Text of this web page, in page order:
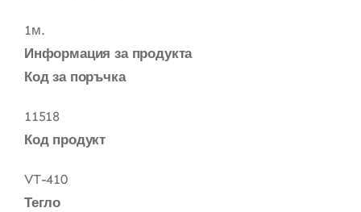
1м.
Информация за продукта
Код за поръчка
11518
Код продукт
VT-410
Тегло